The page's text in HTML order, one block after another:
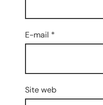
E-mail *
Site web